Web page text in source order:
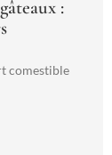
:
comestible